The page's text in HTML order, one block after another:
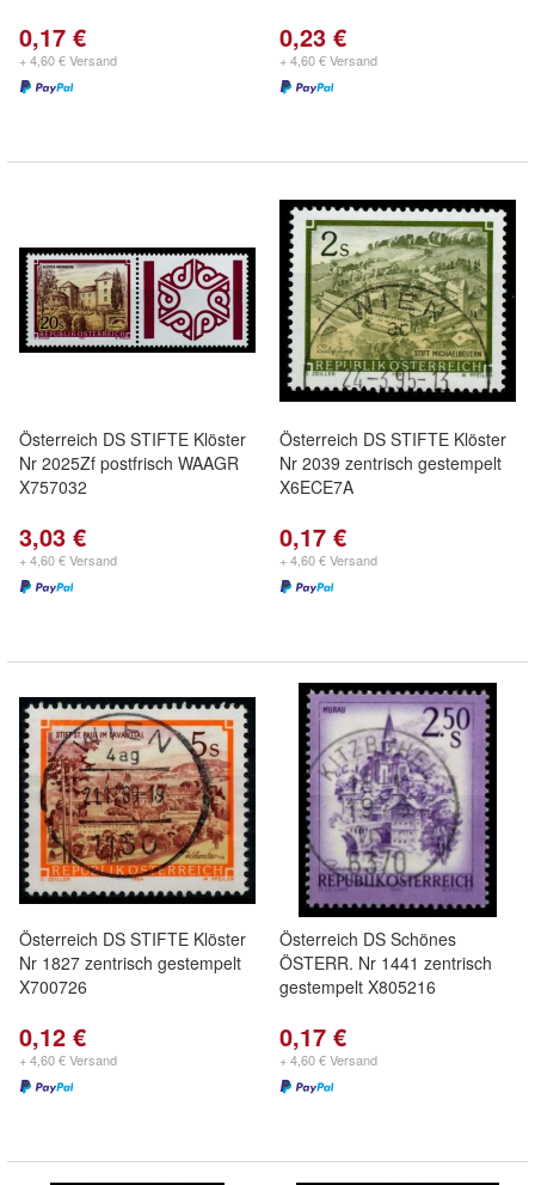
0,17 €
+ 4,60 € Versand
0,23 €
+ 4,60 € Versand
Österreich DS STIFTE Klöster
Nr 2025Zf postfrisch WAAGR
X757032
3,03 €
+ 4,60 € Versand
Österreich DS STIFTE Klöster
Nr 2039 zentrisch gestempelt
X6ECE7A
0,17 €
+ 4,60 € Versand
Österreich DS STIFTE Klöster
Nr 1827 zentrisch gestempelt
X700726
0,12 €
+ 4,60 € Versand
Österreich DS Schönes
ÖSTERR. Nr 1441 zentrisch
gestempelt X805216
0,17 €
+ 4,60 € Versand